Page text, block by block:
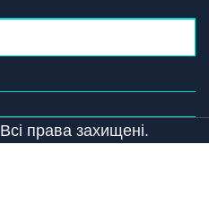
Всі права захищені.